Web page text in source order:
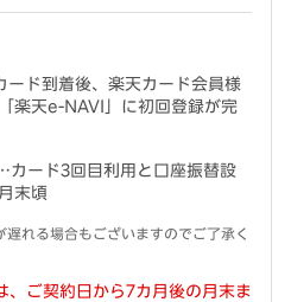
ード到着後、楽天カード会員様
楽天e-NAVI」に初回登録が完
カード3回目利用と口座振替設
末頃
れる場合もございますのでご了承く
、ご契約日から7カ月後の月末ま